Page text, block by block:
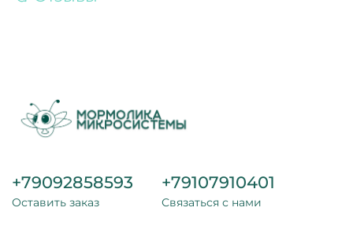
+79092858593
Оставить заказ
+79107910401
Связаться с нами